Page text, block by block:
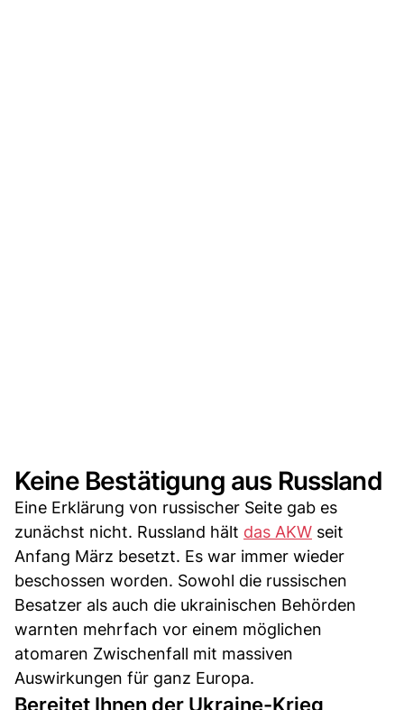
Keine Bestätigung aus Russland
Eine Erklärung von russischer Seite gab es
zunächst nicht. Russland hält das AKW seit
Anfang März besetzt. Es war immer wieder
beschossen worden. Sowohl die russischen
Besatzer als auch die ukrainischen Behörden
warnten mehrfach vor einem möglichen
atomaren Zwischenfall mit massiven
Auswirkungen für ganz Europa.
Bereitet Ihnen der Ukraine-Krieg